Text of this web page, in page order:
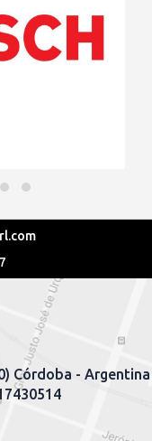
Córdoba - Argentina